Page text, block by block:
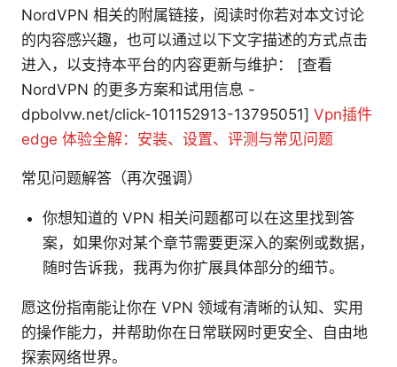
NordVPN 相关的附属链接，阅读时你若对本文讨论
的内容感兴趣，也可以通过以下文字描述的方式点击
进入，以支持本平台的内容更新与维护： [查看
NordVPN 的更多方案和试用信息 -
dpbolvw.net/click-101152913-13795051] Vpn插件
edge 体验全解：安装、设置、评测与常见问题
常见问题解答（再次强调）
你想知道的 VPN 相关问题都可以在这里找到答
案，如果你对某个章节需要更深入的案例或数据，
随时告诉我，我再为你扩展具体部分的细节。
愿这份指南能让你在 VPN 领域有清晰的认知、实用
的操作能力，并帮助你在日常联网时更安全、自由地
探索网络世界。